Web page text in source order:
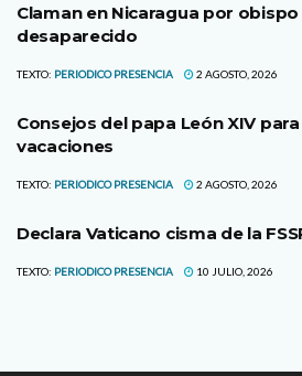
Claman en Nicaragua por obispo
desaparecido
TEXTO: PERIODICO PRESENCIA 2 AGOSTO, 2026
Consejos del papa León XIV
vacaciones
TEXTO: PERIODICO PRESENCIA 2 AGOSTO, 2026
Declara Vaticano cisma de la
TEXTO: PERIODICO PRESENCIA 10 JULIO, 2026